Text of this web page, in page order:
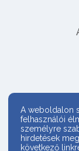
A weboldalon
felhasználói
személyre
hirdetések
következő